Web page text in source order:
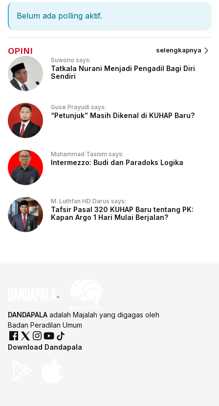
Belum ada polling aktif.
OPINI selengkapnya
Suwono says:
Tatkala Nurani Menjadi Pengadil Bagi Diri
Sendiri
Guse Prayudi says:
“Petunjuk” Masih Dikenal di KUHAP Baru?
Muhammad Tasnim says:
Intermezzo: Budi dan Paradoks Logika
M. Luthfan HD Darus says:
Tafsir Pasal 320 KUHAP Baru tentang PK:
Kapan Argo 1 Hari Mulai Berjalan?
DANDAPALA adalah Majalah yang digagas oleh
Badan Peradilan Umum
Download Dandapala